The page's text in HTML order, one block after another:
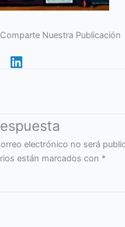
Nuestra Publicación
electrónico no será
están marcados con *